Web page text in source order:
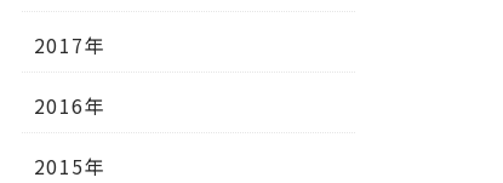
2017年
2016年
2015年